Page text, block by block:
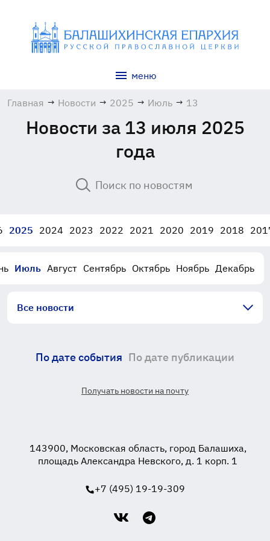
меню
Главная → Новости → 2025 → Июль → 13
Новости за 13 июля 2025
года
2025 2024 2023 2022 2021 2020 2019 2018
Июль Август Сентябрь Октябрь Ноябрь Декабрь
Все новости
По дате события По дате публикации
Получать новости на почту
143900, Московская область, город Балашиха,
площадь Александра Невского, д. 1 корп. 1
+7 (495) 19-19-309